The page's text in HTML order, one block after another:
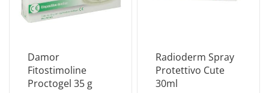
Damor
Fitostimoline
Proctogel 35 g
Radioderm Spray
Protettivo Cute
30ml